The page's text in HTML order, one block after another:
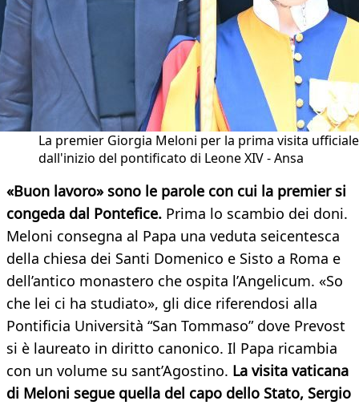
La premier Giorgia Meloni per la prima visita ufficiale
dall'inizio del pontificato di Leone XIV - Ansa
«Buon lavoro» sono le parole con cui la premier si
congeda dal Pontefice. Prima lo scambio dei doni.
Meloni consegna al Papa una veduta seicentesca
della chiesa dei Santi Domenico e Sisto a Roma e
dell’antico monastero che ospita l’Angelicum. «So
che lei ci ha studiato», gli dice riferendosi alla
Pontificia Università “San Tommaso” dove Prevost
si è laureato in diritto canonico. Il Papa ricambia
con un volume su sant’Agostino. La visita vaticana
di Meloni segue quella del capo dello Stato, Sergio